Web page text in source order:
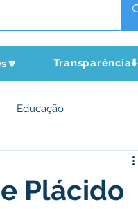
Transparência⬇️
Educação
Plácido